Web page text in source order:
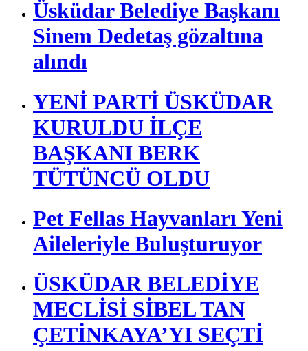
Üsküdar Belediye Başkanı
Sinem Dedetaş gözaltına
alındı
YENİ PARTİ ÜSKÜDAR
KURULDU İLÇE
BAŞKANI BERK
TÜTÜNCÜ OLDU
Pet Fellas Hayvanları Yeni
Aileleriyle Buluşturuyor
ÜSKÜDAR BELEDİYE
MECLİSİ SİBEL TAN
ÇETİNKAYA’YI SEÇTİ